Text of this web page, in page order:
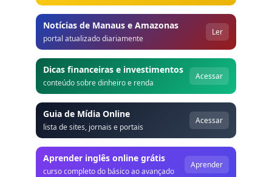
Notícias de Manaus e Amazonas
portal atualizado diariamente
Ler
Dicas financeiras e investimentos
conteúdo sobre dinheiro e renda
Acessar
Guia de Mídia Online
lista de sites, jornais e portais
Acessar
Aprender inglês online grátis
curso completo do básico ao avançado
Aprender